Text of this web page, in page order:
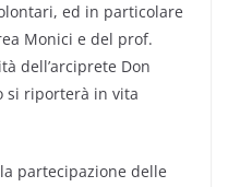
ed in particolare
Monici e del prof.
dell’arciprete Don
si riporterà in vita
partecipazione delle